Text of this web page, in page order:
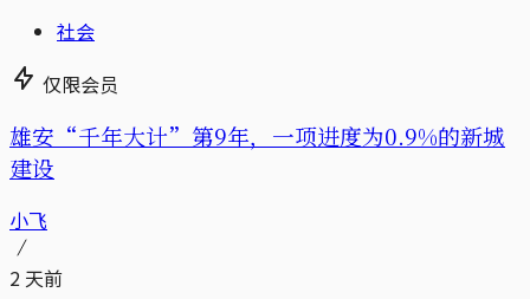
社会
仅限会员
雄安“千年大计”第9年，一项进度为0.9%的新城
建设
小飞
2 天前